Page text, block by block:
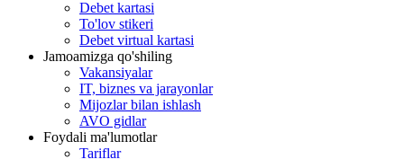
Debet kartasi
To'lov stikeri
Debet virtual kartasi
Jamoamizga qo'shiling
Vakansiyalar
IT, biznes va jarayonlar
Mijozlar bilan ishlash
AVO gidlar
Foydali ma'lumotlar
Tariflar